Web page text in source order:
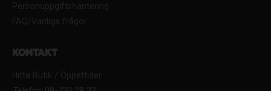
Personuppgiftshantering
FAQ/Vanliga frågor
Kontakt
Hitta Butik / Öppettider